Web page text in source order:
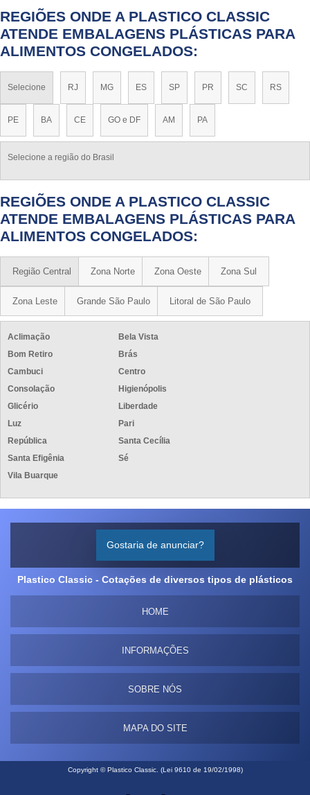
REGIÕES ONDE A PLASTICO CLASSIC
ATENDE EMBALAGENS PLÁSTICAS PARA
ALIMENTOS CONGELADOS:
Selecione RJ MG ES SP PR SC RS
PE BA CE GO e DF AM PA
Selecione a região do Brasil
REGIÕES ONDE A PLASTICO CLASSIC
ATENDE EMBALAGENS PLÁSTICAS PARA
ALIMENTOS CONGELADOS:
Região Central Zona Norte Zona Oeste Zona Sul
Zona Leste Grande São Paulo Litoral de São Paulo
Aclimação
Bela Vista
Bom Retiro
Brás
Cambuci
Centro
Consolação
Higienópolis
Glicério
Liberdade
Luz
Pari
República
Santa Cecília
Santa Efigênia
Sé
Vila Buarque
Gostaria de anunciar?
Plastico Classic - Cotações de diversos tipos de plásticos
HOME
INFORMAÇÕES
SOBRE NÓS
MAPA DO SITE
Copyright © Plastico Classic. (Lei 9610 de 19/02/1998)